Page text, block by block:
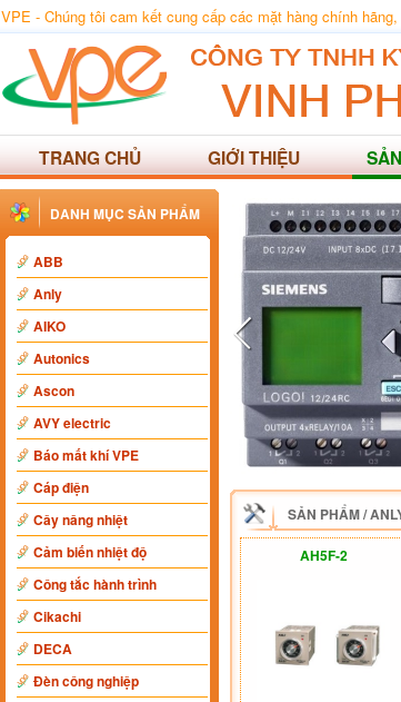
VPE - Chúng tôi cam kết cung cấp các mặt hàng chính
TRANG CHỦ GIỚI THIỆU
DANH MỤC SẢN PHẨM
ABB
Anly
AIKO
Autonics
Ascon
AVY electric
Báo mất khí VPE
Cáp điện
Cây nâng nhiệt
Cảm biến nhiệt độ
Công tắc hành trình
Cikachi
DECA
Đèn công nghiệp
SẢN PHẨM/
AH5F-2